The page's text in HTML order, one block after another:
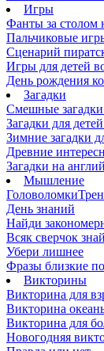
Игры
Фанты за столом
Пальчиковые
Сценарий
Игры для детей
День рождения
Загадки
Смешные загадки
Загадки для
Зимние загадки
Древние
Загадки на
Мышление
Головоломки
День знаний
Найди
Всяк сверчок
Убери лишнее
Фразы близкие
Викторины
Викторина для
Викторина
Викторина для
Новогодняя